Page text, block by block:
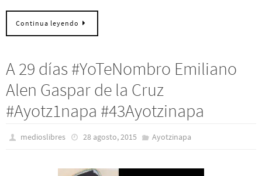
Continua leyendo
A 29 días #YoTeNombro Emiliano
Alen Gaspar de la Cruz
#Ayotz1napa #43Ayotzinapa
medioslibres 28 agosto, 2015 Ayotzinapa